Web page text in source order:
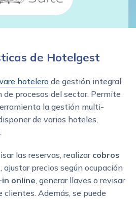
de Hotelgest
hotelero de gestión integral
procesos del sector. Permite
la gestión multi-
de varios hoteles,
las reservas, realizarcobros
, ajustar precios según ocupación
online, generar llaves o revisar
Además, se puede